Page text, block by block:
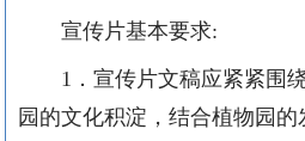
宣传片基本要求:
1．宣传片文稿应紧紧围绕
园的文化积淀，结合植物园